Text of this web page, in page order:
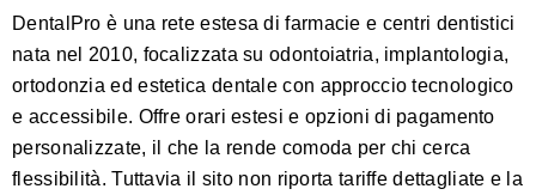
DentalPro è una rete estesa di farmacie e centri dentistici
nata nel 2010, focalizzata su odontoiatria, implantologia,
ortodonzia ed estetica dentale con approccio tecnologico
e accessibile. Offre orari estesi e opzioni di pagamento
personalizzate, il che la rende comoda per chi cerca
flessibilità. Tuttavia il sito non riporta tariffe dettagliate e la